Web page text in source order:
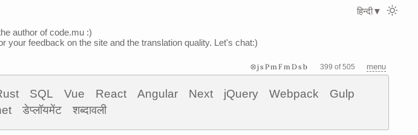
author of code.mu :)
feedback on the site and the translation quality. Let's chat:)
⊗jsPmFmDsb 399 of 505 menu
SQL Vue React Angular Next jQuery Webpack
Gulp
डेप्लॉयमेंट शब्दावली
हिन्दी▼